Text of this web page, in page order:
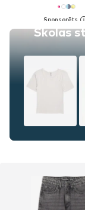
Skolas